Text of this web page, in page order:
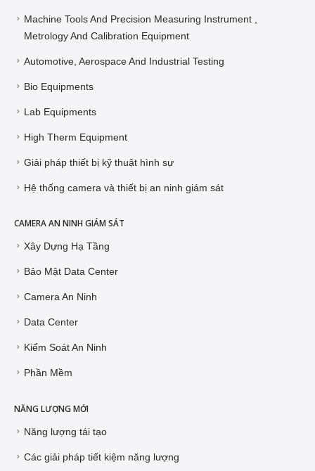
Machine Tools And Precision Measuring Instrument ,
Metrology And Calibration Equipment
Automotive, Aerospace And Industrial Testing
Bio Equipments
Lab Equipments
High Therm Equipment
Giải pháp thiết bị kỹ thuật hình sự
Hệ thống camera và thiết bị an ninh giám sát
CAMERA AN NINH GIÁM SÁT
Xây Dựng Hạ Tầng
Bảo Mật Data Center
Camera An Ninh
Data Center
Kiểm Soát An Ninh
Phần Mềm
NĂNG LƯỢNG MỚI
Năng lượng tái tạo
Các giải pháp tiết kiệm năng lượng